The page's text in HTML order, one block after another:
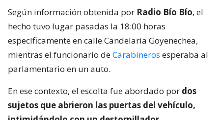
Según información obtenida por Radio Bío Bío, el
hecho tuvo lugar pasadas la 18:00 horas
específicamente en calle Candelaria Goyenechea,
mientras el funcionario deCarabineros esperaba al
parlamentario en un auto.
En ese contexto, el escolta fue abordado por dos
sujetos que abrieron las puertas del vehículo,